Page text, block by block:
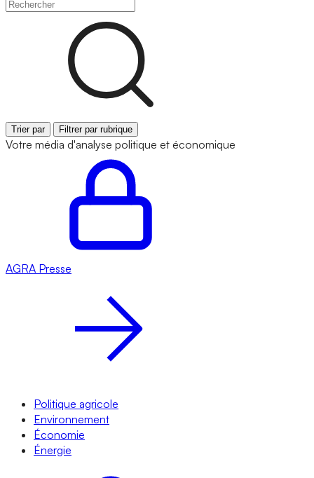
Trier par Filtrer par rubrique
Votre média d'analyse politique et économique
AGRA Presse
Politique agricole
Environnement
Économie
Énergie